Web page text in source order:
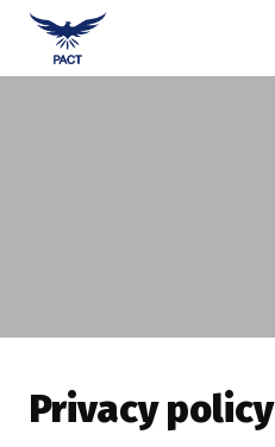
Naar
hoofdinhoud
Privacy Policy
Privacy policy